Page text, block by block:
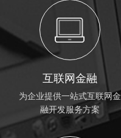
互联网金融
为企业提供一站式互联网金
融开发服务方案